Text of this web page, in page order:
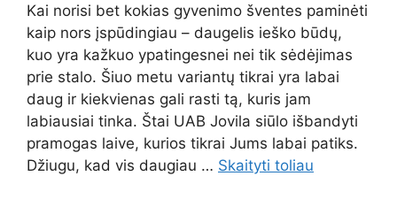
Kai norisi bet kokias gyvenimo šventes paminėti
kaip nors įspūdingiau – daugelis ieško būdų,
kuo yra kažkuo ypatingesnei nei tik sėdėjimas
prie stalo. Šiuo metu variantų tikrai yra labai
daug ir kiekvienas gali rasti tą, kuris jam
labiausiai tinka. Štai UAB Jovila siūlo išbandyti
pramogas laive, kurios tikrai Jums labai patiks.
Džiugu, kad vis daugiau … Skaityti toliau